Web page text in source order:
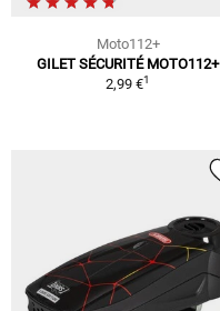
Moto112+
GILET SÉCURITÉ MOTO112+
2,99 €1